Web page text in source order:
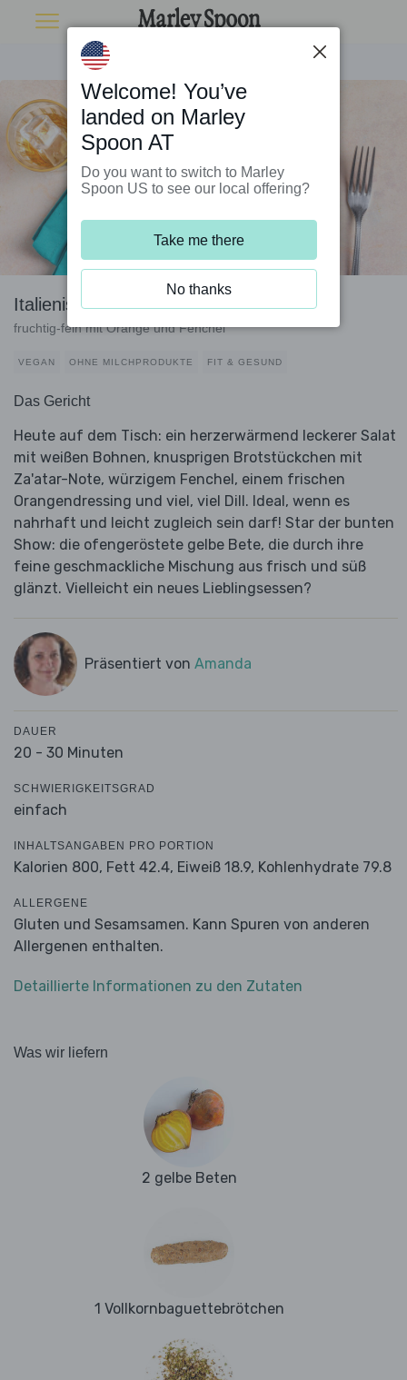
Italienischer Brotsalat mit gelber Bete
fruchtig-fein mit Orange und Fenchel
VEGAN OHNE MILCHPRODUKTE FIT & GESUND
Das Gericht
Heute auf dem Tisch: ein herzerwärmend leckerer Salat
mit weißen Bohnen, knusprigen Brotstückchen mit
Za'atar-Note, würzigem Fenchel, einem frischen
Orangendressing und viel, viel Dill. Ideal, wenn es
nahrhaft und leicht zugleich sein darf! Star der bunten
Show: die ofengeröstete gelbe Bete, die durch ihre
feine geschmackliche Mischung aus frisch und süß
glänzt. Vielleicht ein neues Lieblingsessen?
Präsentiert von Amanda
DAUER
20 - 30 Minuten
SCHWIERIGKEITSGRAD
einfach
INHALTSANGABEN PRO PORTION
Kalorien 800, Fett 42.4, Eiweiß 18.9, Kohlenhydrate 79.8
ALLERGENE
Gluten und Sesamsamen. Kann Spuren von anderen
Allergenen enthalten.
Detaillierte Informationen zu den Zutaten
Was wir liefern
2 gelbe Beten
1 Vollkornbaguettebrötchen
Welcome! You’ve
landed on Marley
Spoon AT
Do you want to switch to Marley
Spoon US to see our local offering?
Take me there
No thanks